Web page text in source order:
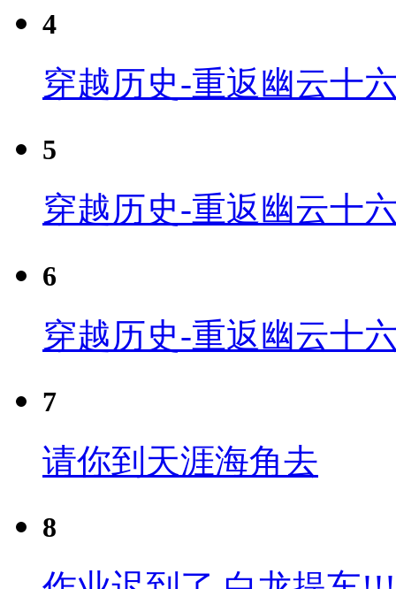
4
穿越历史-重返幽云十
5
穿越历史-重返幽云十
6
穿越历史-重返幽云十
7
请你到天涯海角去
8